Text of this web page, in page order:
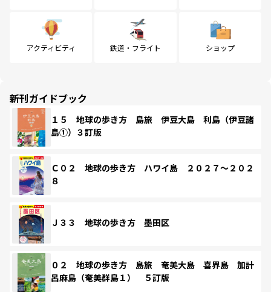
アクティビティ 鉄道・フライト ショップ
新刊ガイドブック
１５ 地球の歩き方 島旅 伊豆大島 利島（伊豆諸
島①）３訂版
Ｃ０２ 地球の歩き方 ハワイ島 ２０２７～２０２
８
Ｊ３３ 地球の歩き方 墨田区
０２ 地球の歩き方 島旅 奄美大島 喜界島 加計
呂麻島（奄美群島１） ５訂版